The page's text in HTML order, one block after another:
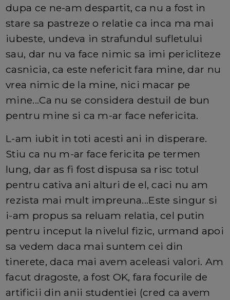
dupa ce ne-am despartit, ca nu a fost in
stare sa pastreze o relatie ca inca ma mai
iubeste, undeva in strafundul sufletului
sau, dar nu va face nimic sa imi pericliteze
casnicia, ca este nefericit fara mine, dar nu
vrea nimic de la mine, nici macar pe
mine...Ca nu se considera destuil de bun
pentru mine si ca m-ar face nefericita.
L-am iubit in toti acesti ani in disperare.
Stiu ca nu m-ar face fericita pe termen
lung, dar as fi fost dispusa sa risc totul
pentru cativa ani alturi de el, caci nu am
rezista mai mult impreuna...Este singur si
i-am propus sa reluam relatia, cel putin
pentru inceput la nivelul fizic, urmand apoi
sa vedem daca mai suntem cei din
tinerete, daca mai avem aceleasi valori. Am
facut dragoste, a fost OK, fara focurile de
artificii din anii studentiei (cred ca avem